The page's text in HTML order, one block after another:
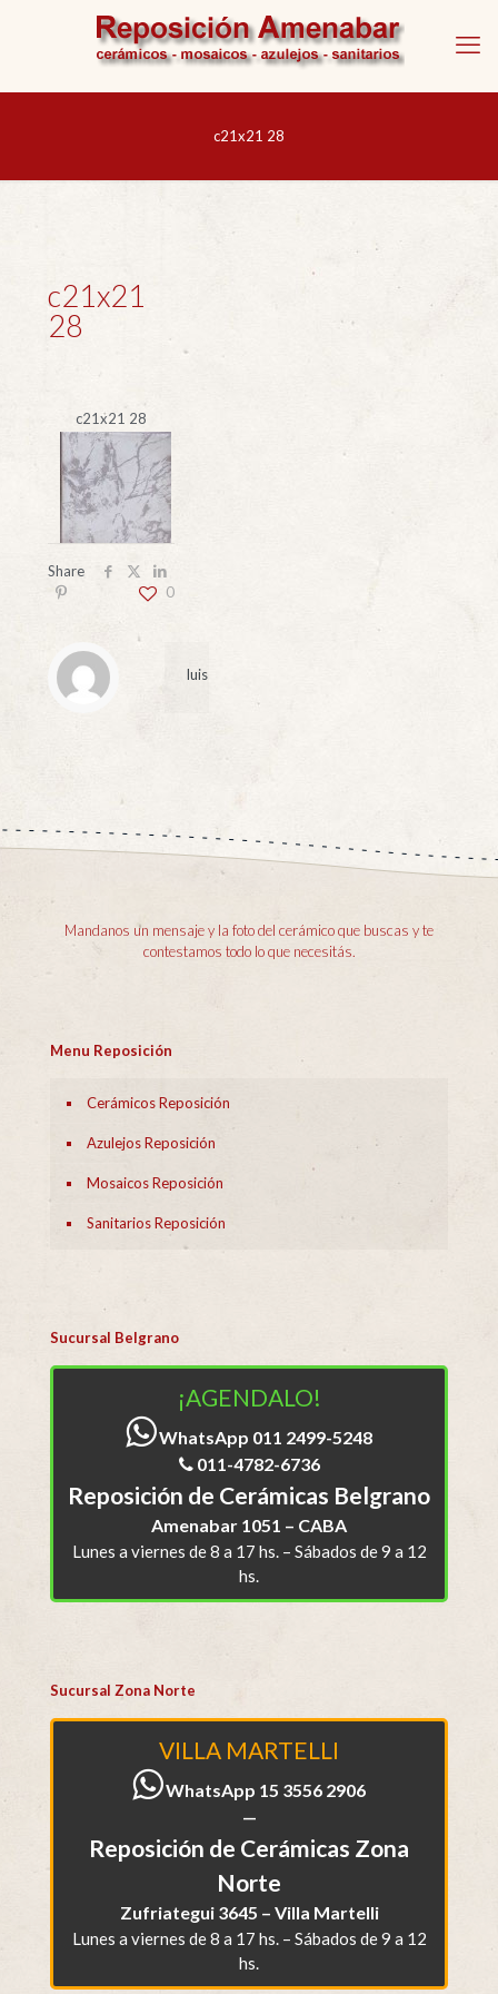
c21x21 28
c21x21
28
c21x21 28
Share
0
luis
Mandanos un mensaje y la foto del cerámico que buscas y te
contestamos todo lo que necesitás.
Menu Reposición
Cerámicos Reposición
Azulejos Reposición
Mosaicos Reposición
Sanitarios Reposición
Sucursal Belgrano
¡AGENDALO!
WhatsApp 011 2499-5248
011-4782-6736
Reposición de Cerámicas Belgrano
Amenabar 1051 – CABA
Lunes a viernes de 8 a 17 hs. – Sábados de 9 a 12
hs.
Sucursal Zona Norte
VILLA MARTELLI
WhatsApp 15 3556 2906
—
Reposición de Cerámicas Zona
Norte
Zufriategui 3645 – Villa Martelli
Lunes a viernes de 8 a 17 hs. – Sábados de 9 a 12
hs.